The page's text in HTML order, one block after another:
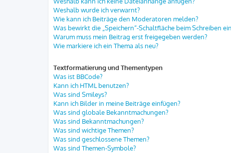
Weshalb wurde ich verwarnt?
Wie kann ich Beiträge den Moderatoren melden?
Was bewirkt die „Speichern“-Schaltfläche beim Schreiben
Warum muss mein Beitrag erst freigegeben werden?
Wie markiere ich ein Thema als neu?
Textformatierung und Thementypen
Was ist BBCode?
Kann ich HTML benutzen?
Was sind Smileys?
Kann ich Bilder in meine Beiträge einfügen?
Was sind globale Bekanntmachungen?
Was sind Bekanntmachungen?
Was sind wichtige Themen?
Was sind geschlossene Themen?
Was sind Themen-Symbole?